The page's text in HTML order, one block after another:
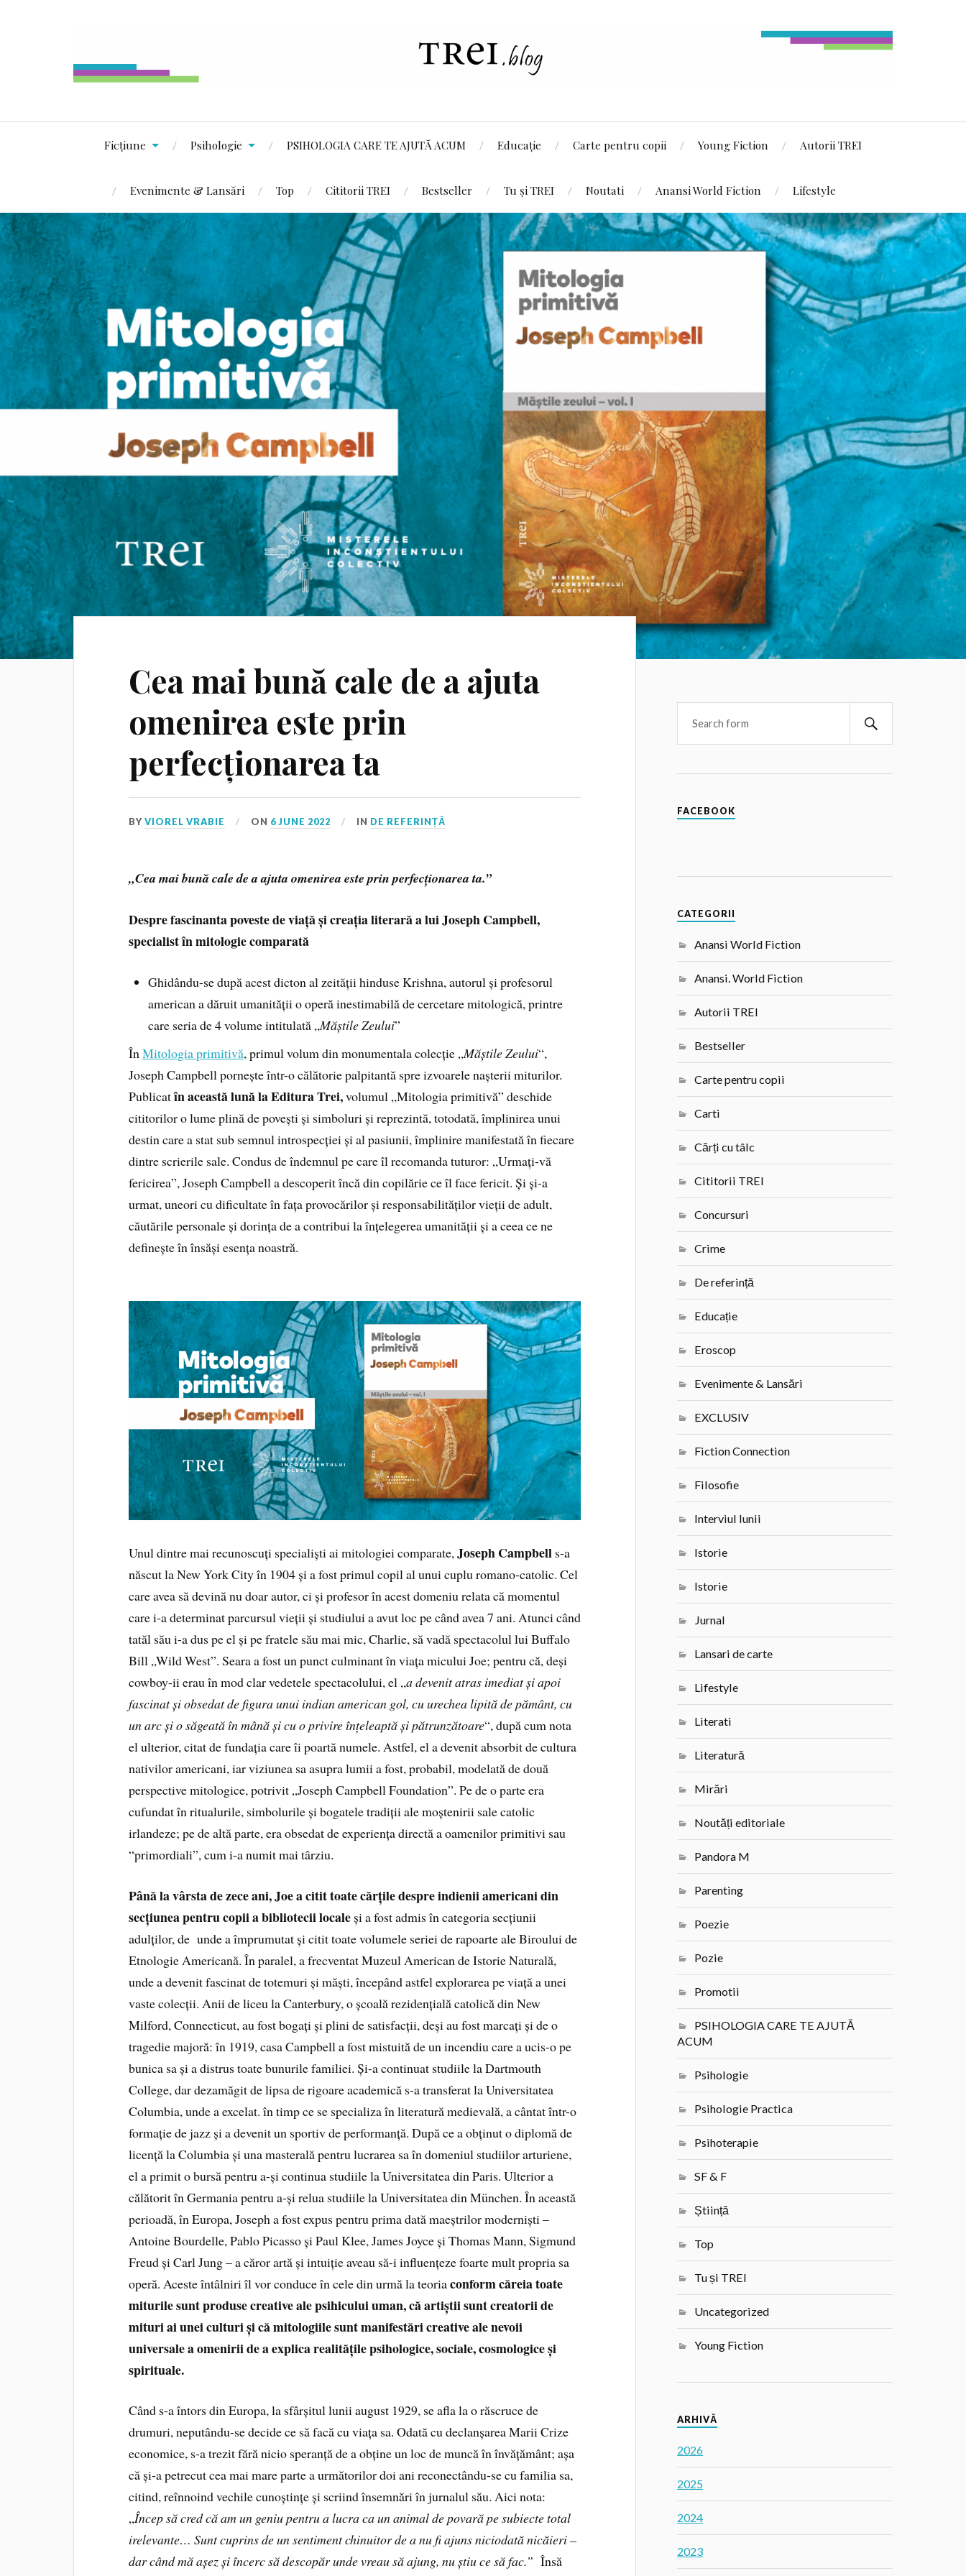
Ficțiune Psihologie PSIHOLOGIA CARE TE AJUTĂ ACUM Educație Carte pentru copii Young Fiction Autorii TREI
Evenimente & Lansări Top Cititorii TREI Bestseller Tu și TREI Noutati Anansi World Fiction Lifestyle
Cea mai bună cale de a ajuta
omenirea este prin
perfecționarea ta
BYVIOREL VRABIE ON 6 JUNE 2022 IN DE REFERINȚĂ
„Cea mai bună cale de a ajuta omenirea este prin perfecționarea ta.”
Despre fascinanta poveste de viață și creația literară alui Joseph Campbell,
specialist în mitologie comparată
Ghidându-se după acest dicton al zeității hinduse Krishna, autorul și profesorul
american a dăruit umanității o operă inestimabilă de cercetare mitologică, printre
care seria de 4 volume intitulată „Măștile Zeului”
ÎnMitologia primitivă, primul volum din monumentala colecție „Măștile Zeului“,
Joseph Campbell pornește într-o călătorie palpitantă spre izvoarele nașterii miturilor.
Publicatîn această lună la Editura Trei,volumul „Mitologia primitivă” deschide
cititorilor o lume plină de povești și simboluri și reprezintă, totodată, împlinirea unui
destin care a stat sub semnul introspecției și al pasiunii, împlinire manifestată în fiecare
dintre scrierile sale. Condus de îndemnul pe care îl recomanda tuturor: „Urmați-vă
fericirea”, Joseph Campbell a descoperit încă din copilărie ce îl face fericit. Și și-a
urmat, uneori cu dificultate în fața provocărilor și responsabilităților vieții de adult,
căutările personale și dorința de a contribui la înțelegerea umanității și a ceea ce ne
definește în însăși esența noastră.
Unul dintre mai recunoscuți specialiști ai mitologiei comparate,Joseph Campbell s-a
născut la New York City în 1904 și a fost primul copil al unui cuplu romano-catolic. Cel
care avea să devină nu doar autor, ci și profesor în acest domeniu relata că momentul
care i-a determinat parcursul vieții și studiului a avut loc pe când avea 7 ani. Atunci când
tatăl său i-a dus pe el și pe fratele său mai mic, Charlie, să vadă spectacolul lui Buffalo
Bill „Wild West”. Seara a fost un punct culminant în viața micului Joe; pentru că, deși
cowboy-ii erau în mod clar vedetele spectacolului, el „a devenit atras imediat și apoi
fascinat și obsedat de figura unui indian american gol, cu urechea lipită de pământ, cu
un arc și o săgeată în mână și cu o privire înțeleaptă și pătrunzătoare“, după cum nota
el ulterior, citat de fundația care îi poartă numele. Astfel, el a devenit absorbit de cultura
nativilor americani, iar viziunea sa asupra lumii a fost, probabil, modelată de două
perspective mitologice, potrivit „Joseph Campbell Foundation”. Pe de o parte era
cufundat în ritualurile, simbolurile și bogatele tradiții ale moștenirii sale catolic
irlandeze; pe de altă parte, era obsedat de experiența directă a oamenilor primitivi sau
“primordiali”, cum i-a numit mai târziu.
Până la vârsta de zece ani, Joe a citit toate cărțile despre indienii americani din
secțiunea pentru copii a bibliotecii locale și a fost admis în categoria secțiunii
adulților, de unde a împrumutat și citit toate volumele seriei de rapoarte ale Biroului de
Etnologie Americană. În paralel, a frecventat Muzeul American de Istorie Naturală,
unde a devenit fascinat de totemuri și măști, începând astfel explorarea pe viață a unei
vaste colecții. Anii de liceu la Canterbury, o școală rezidențială catolică din New
Milford, Connecticut, au fost bogați și plini de satisfacții, deși au fost marcați și de o
tragedie majoră: în 1919, casa Campbell a fost mistuită de un incendiu care a ucis-o pe
bunica sa și a distrus toate bunurile familiei. Și-a continuat studiile la Dartmouth
College, dar dezamăgit de lipsa de rigoare academică s-a transferat la Universitatea
Columbia, unde a excelat. în timp ce se specializa în literatură medievală, a cântat într-o
formație de jazz și a devenit un sportiv de performanță. După ce a obținut o diplomă de
licență la Columbia și una masterală pentru lucrarea sa în domeniul studiilor arturiene,
el a primit o bursă pentru a-și continua studiile la Universitatea din Paris. Ulterior a
călătorit în Germania pentru a-și relua studiile la Universitatea din München. În această
perioadă, în Europa, Joseph a fost expus pentru prima dată maeștrilor moderniști –
Antoine Bourdelle, Pablo Picasso și Paul Klee, James Joyce și Thomas Mann, Sigmund
Freud și Carl Jung – a căror artă și intuiție aveau să-i influențeze foarte mult propria sa
operă. Aceste întâlniri îl vor conduce în cele din urmă la teoriaconform căreia toate
miturile sunt produse creative ale psihicului uman, că artiștii sunt creatorii de
mituri ai unei culturi și că mitologiile sunt manifestări creative ale nevoii
universale a omenirii de a explica realitățile psihologice, sociale, cosmologice și
spirituale.
Când s-a întors din Europa, la sfârșitul lunii august 1929, se afla la o răscruce de
drumuri, neputându-se decide ce să facă cu viața sa. Odată cu declanșarea Marii Crize
economice, s-a trezit fără nicio speranță de a obține un loc de muncă în învățământ; așa
că și-a petrecut cea mai mare parte a următorilor doi ani reconectându-se cu familia sa,
citind, reînnoind vechile cunoștințe și scriind însemnări în jurnalul său. Aici nota:
„Încep să cred că am un geniu pentru a lucra ca un animal de povară pe subiecte total
irelevante… Sunt cuprins de un sentiment chinuitor de a nu fi ajuns niciodată nicăieri –
dar când mă așez și încerc să descopăr unde vreau să ajung, nu știu ce să fac.” Însă
FACEBOOK
CATEGORII
Anansi World Fiction
Anansi. World Fiction
Autorii TREI
Bestseller
Carte pentru copii
Carti
Cărți cu tâlc
Cititorii TREI
Concursuri
Crime
De referință
Educație
Eroscop
Evenimente & Lansări
EXCLUSIV
Fiction Connection
Filosofie
Interviul lunii
Istorie
Istorie
Jurnal
Lansari de carte
Lifestyle
Literati
Literatură
Mirări
Noutăți editoriale
Pandora M
Parenting
Poezie
Pozie
Promotii
PSIHOLOGIA CARE TE AJUTĂ
ACUM
Psihologie
Psihologie Practica
Psihoterapie
SF & F
Știință
Top
Tu și TREI
Uncategorized
Young Fiction
ARHIVĂ
2026
2025
2024
2023